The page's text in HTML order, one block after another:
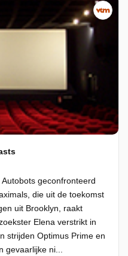
geconfronteerd
die uit de toekomst
uit Brooklyn, raakt
Elena verstrikt in
strijden Optimus Prime en
gevaarlijke ni...